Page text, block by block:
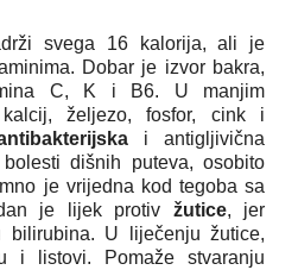
svega 16 kalorija, ali je
Dobar je izvor bakra,
C, K i B6. U manjim
kalcij, željezo, fosfor, cink i
i antigljivična
dišnih puteva, osobito
je vrijedna kod tegoba sa
je lijek protiv žutice, jer
bilirubina. U liječenju žutice,
i listovi. Pomaže stvaranju